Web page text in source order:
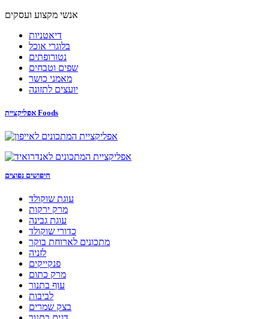
אנשי מקצוע ועסקים
דיאטניות
בלוגרי אוכל
נטורופתים
שפים וטבחים
מאמני כושר
יועצים לתזונה
אפליקציית Foods
חיפושים נפוצים
עוגת שוקולד
מרק ירקות
עוגת גבינה
כדורי שוקולד
מתכונים לארוחת בוקר
לזניה
פנקייקים
מרק כתום
עוף בתנור
לביבות
בצק שמרים